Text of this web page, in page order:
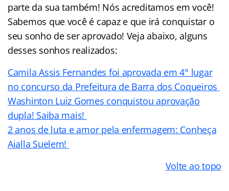
parte da sua também! Nós acreditamos em você!
Sabemos que você é capaz e que irá conquistar o
seu sonho de ser aprovado! Veja abaixo, alguns
desses sonhos realizados:
Camila Assis Fernandes foi aprovada em 4° lugar
no concurso da Prefeitura de Barra dos Coqueiros
Washinton Luiz Gomes conquistou aprovação
dupla! Saiba mais!
2 anos de luta e amor pela enfermagem: Conheça
Aialla Suelem!
Volte ao topo